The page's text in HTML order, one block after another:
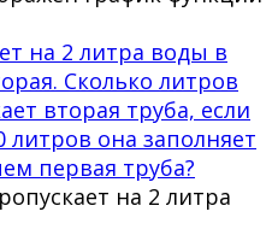
на 2 литра воды в
Сколько литров
вторая труба, если
она заполняет
первая труба?
на 2 литра